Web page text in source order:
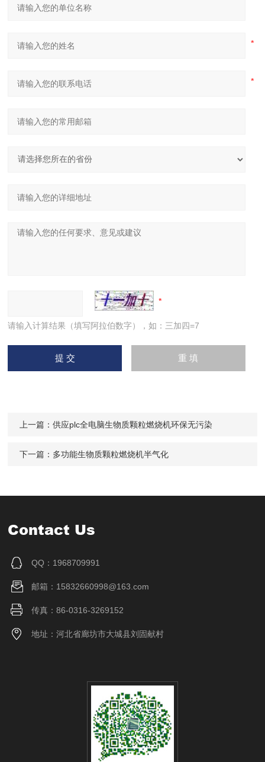
请输入计算结果（填写阿拉伯数字），如：三加四=7
上一篇：供应plc全电脑生物质颗粒燃烧机环保无污染
下一篇： 多功能生物质颗粒燃烧机半气化
Contact Us
QQ：1968709991
邮箱：15832660998@163.com
传真：86-0316-3269152
地址：河北省廊坊市大城县刘固献村